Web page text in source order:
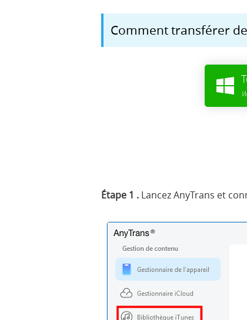
Comment transférer
Étape 1 . Lancez AnyTrans et